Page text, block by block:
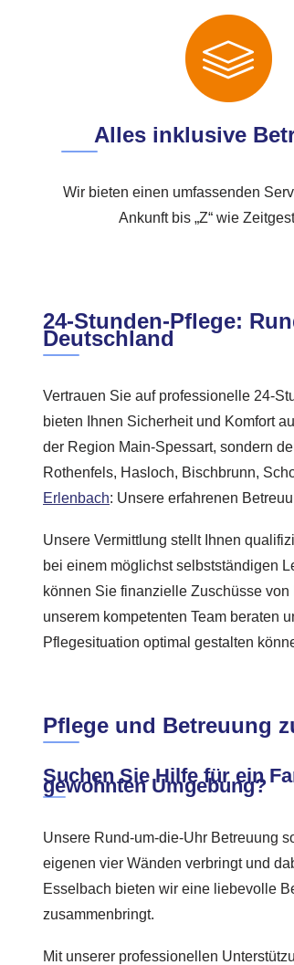
Alles inklusive
Wir bieten einen umfassenden
Ankunft bis „Z“ wie
24-Stunden-Pflege:
Deutschland
Vertrauen Sie auf professionelle 24-
bieten Ihnen Sicherheit und Komfort
der Region Main-Spessart, sondern
Rothenfels, Hasloch, Bischbrunn,
Erlenbach: Unsere erfahrenen
Unsere Vermittlung stellt Ihnen
bei einem möglichst selbstständigen
können Sie finanzielle Zuschüsse
unserem kompetenten Team beraten
Pflegesituation optimal gestalten
Pflege und Betreuung
Suchen Sie Hilfe für ein
gewohnten Umgebung?
Unsere Rund-um-die-Uhr Betreuung
eigenen vier Wänden verbringt und
Esselbach bieten wir eine liebevolle
zusammenbringt.
Mit unserer professionellen